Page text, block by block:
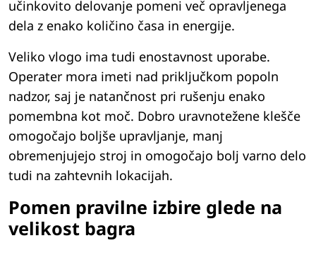
učinkovito delovanje pomeni več opravljenega
dela z enako količino časa in energije.
Veliko vlogo ima tudi enostavnost uporabe.
Operater mora imeti nad priključkom popoln
nadzor, saj je natančnost pri rušenju enako
pomembna kot moč. Dobro uravnotežene klešče
omogočajo boljše upravljanje, manj
obremenjujejo stroj in omogočajo bolj varno delo
tudi na zahtevnih lokacijah.
Pomen pravilne izbire glede na
velikost bagra